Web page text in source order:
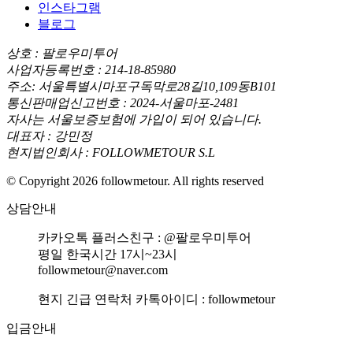
인스타그램
블로그
상호 : 팔로우미투어
사업자등록번호 : 214-18-85980
주소: 서울특별시마포구독막로28길10,109동B101
통신판매업신고번호 : 2024-서울마포-2481
자사는 서울보증보험에 가입이 되어 있습니다.
대표자 : 강민정
현지법인회사 : FOLLOWMETOUR S.L
© Copyright 2026 followmetour. All rights reserved
상담안내
카카오톡 플러스친구 : @팔로우미투어
평일 한국시간 17시~23시
followmetour@naver.com
현지 긴급 연락처 카톡아이디 : followmetour
입금안내